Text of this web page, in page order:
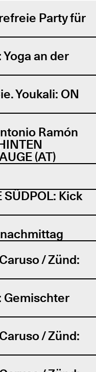
Party für
an der
Youkali: ON
Ramón
(AT)
SÜDPOL: Kick
/ Zünd:
Gemischter
/ Zünd: